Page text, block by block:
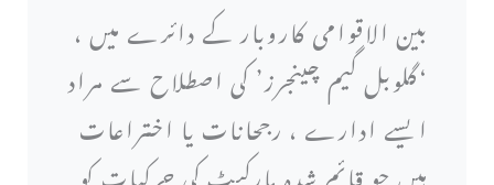
بین الاقوامی کاروبار کے دائرے میں ،
‘گلوبل گیم چینجرز’ کی اصطلاح سے مراد
ایسے ادارے ، رجحانات یا اختراعات
ہیں جو قائم شدہ مارکیٹ کی حرکیات کو